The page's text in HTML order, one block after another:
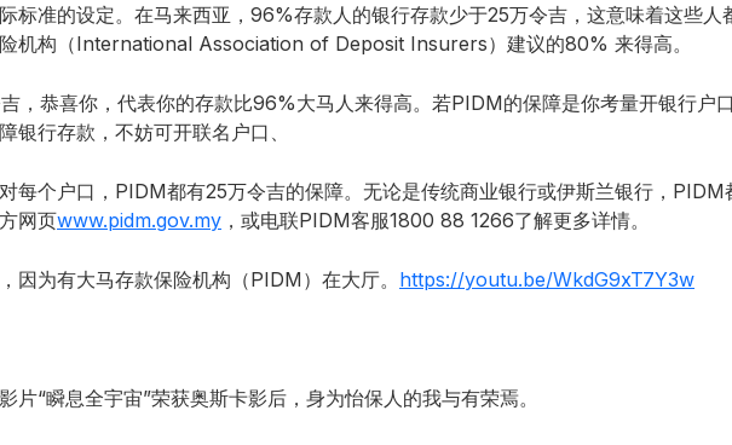
标准的设定。在马来西亚，96%存款人的银行存款少于25万令吉，这意味着这些人
机构（International Association of Deposit Insurers）建议的80% 来得高。
，恭喜你，代表你的存款比96%大马人来得高。若PIDM的保障是你考量开银行户
银行存款，不妨可开联名户口、
每个户口，PIDM都有25万令吉的保障。无论是传统商业银行或伊斯兰银行，PIDM
网页www.pidm.gov.my ，或电联PIDM客服1800 88 1266了解更多详情。
为有大马存款保险机构（PIDM）在大厅。 https://youtu.be/WkdG9xT7Y3w
片“瞬息全宇宙”荣获奥斯卡影后，身为怡保人的我与有荣焉。